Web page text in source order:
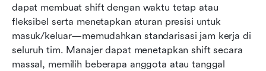
dapat membuat shift dengan waktu tetap atau
fleksibel serta menetapkan aturan presisi untuk
masuk/keluar—memudahkan standarisasi jam kerja di
seluruh tim. Manajer dapat menetapkan shift secara
massal, memilih beberapa anggota atau tanggal